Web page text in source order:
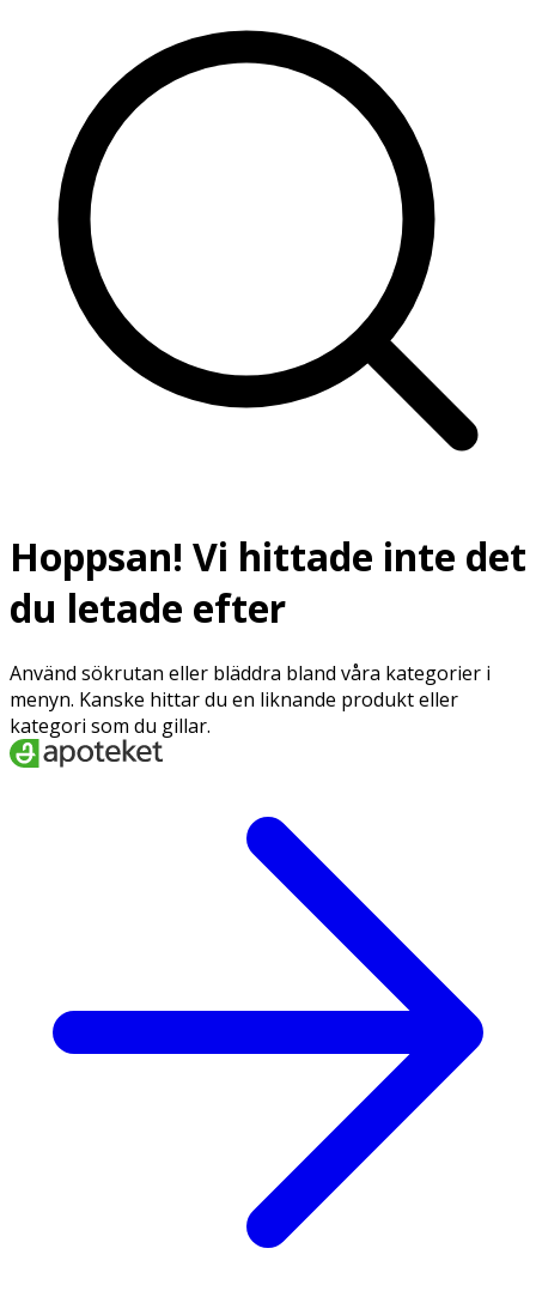
Hoppsan! Vi hittade inte det
du letade efter
Använd sökrutan eller bläddra bland våra kategorier i
menyn. Kanske hittar du en liknande produkt eller
kategori som du gillar.